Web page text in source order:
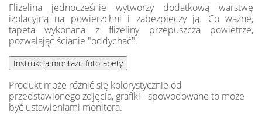
Flizelina jednocześnie wytworzy dodatkową warstwę
izolacyjną na powierzchni i zabezpieczy ją. Co ważne,
tapeta wykonana z flizeliny przepuszcza powietrze,
pozwalając ścianie "oddychać".
Produkt może różnić się kolorystycznie od
przedstawionego zdjęcia, grafiki - spowodowane to może
być ustawieniami monitora.